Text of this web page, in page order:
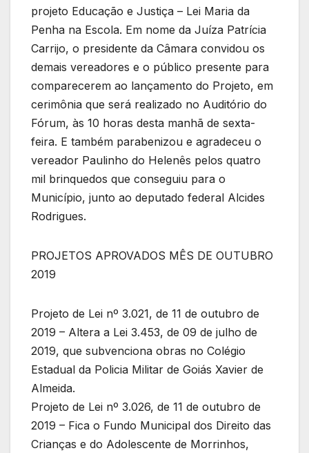
projeto Educação e Justiça – Lei Maria da
Penha na Escola. Em nome da Juíza Patrícia
Carrijo, o presidente da Câmara convidou os
demais vereadores e o público presente para
comparecerem ao lançamento do Projeto, em
cerimônia que será realizado no Auditório do
Fórum, às 10 horas desta manhã de sexta-
feira. E também parabenizou e agradeceu o
vereador Paulinho do Helenês pelos quatro
mil brinquedos que conseguiu para o
Município, junto ao deputado federal Alcides
Rodrigues.
PROJETOS APROVADOS MÊS DE OUTUBRO
2019
Projeto de Lei nº 3.021, de 11 de outubro de
2019 – Altera a Lei 3.453, de 09 de julho de
2019, que subvenciona obras no Colégio
Estadual da Policia Militar de Goiás Xavier de
Almeida.
Projeto de Lei nº 3.026, de 11 de outubro de
2019 – Fica o Fundo Municipal dos Direito das
Crianças e do Adolescente de Morrinhos,